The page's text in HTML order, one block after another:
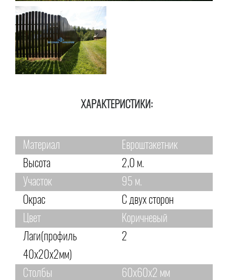
ХАРАКТЕРИСТИКИ:
Материал
Евроштакетник
Высота
2,0 м.
Участок
95 м.
Окрас
С двух сторон
Цвет
Коричневый
Лаги(профиль
40х20х2мм)
2
Столбы
60х60х2 мм